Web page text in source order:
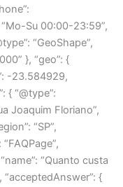
Su 00:00-23:59”,
“GeoShape”,
}, “geo”: {
-23.584929,
{ “@type”:
Joaquim Floriano”,
“SP”,
“Quanto custa
“acceptedAnswer”: {